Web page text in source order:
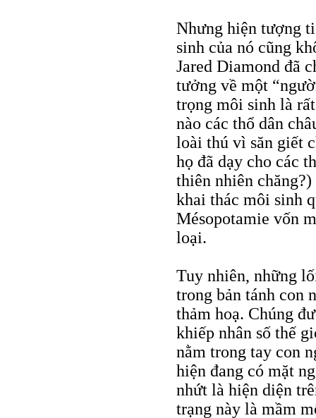
Nhưng hiện tượng
sinh của nó cũng
Jared Diamond đã
tưởng về một
trọng môi sinh là
nào các thổ dân
loài thú vì săn giết
họ đã dạy cho các
thiên nhiên
khai thác môi sinh
Mésopotamie vốn
loại.
Tuy nhiên, những
trong bản tánh con
thảm hoạ. Chúng
khiếp nhân số thế
nằm trong tay con
hiện đang có mặt
nhứt là hiện diện
trạng này là mầm